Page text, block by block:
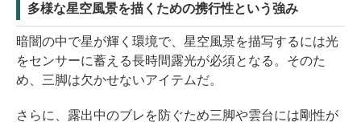
多様な星空風景を描くための携行性という強み
暗闇の中で星が輝く環境で、星空風景を描写するには光
をセンサーに蓄える長時間露光が必須となる。そのた
め、三脚は欠かせないアイテムだ。
さらに、露出中のブレを防ぐため三脚や雲台には剛性が